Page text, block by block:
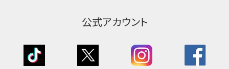
公式アカウント